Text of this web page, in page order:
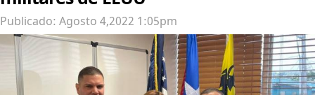
Publicado: Agosto 4,2022 1:05pm